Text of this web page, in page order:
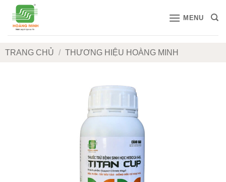
qua
MENU
TRANG CHỦ / THƯƠNG HIỆU HOÀNG MINH